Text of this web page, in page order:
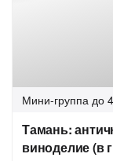
Мини-группа до
Тамань:
виноделие (в